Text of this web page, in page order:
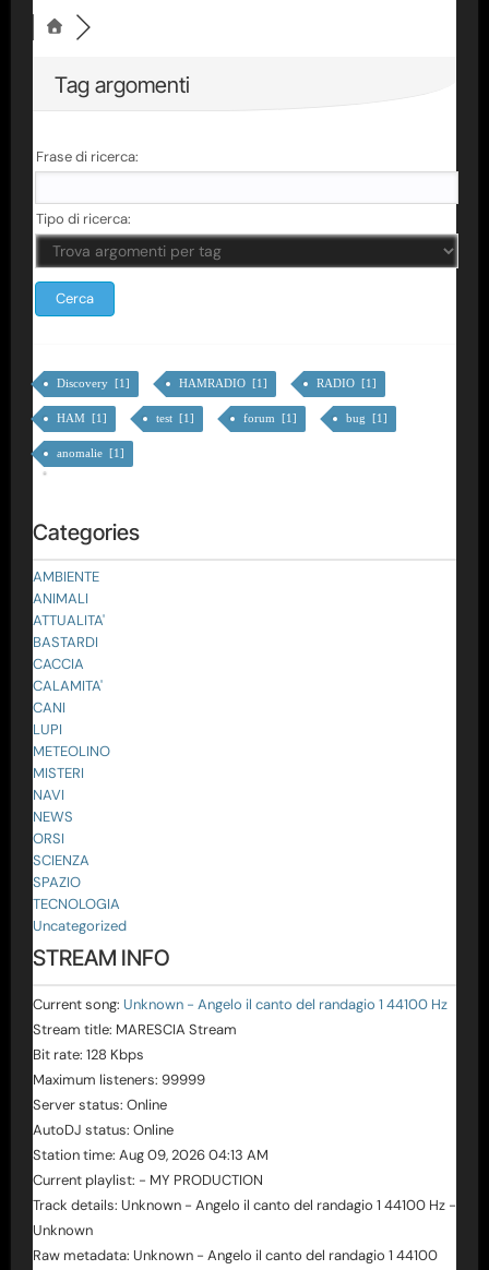
Tag argomenti
Frase di ricerca:
Tipo di ricerca:
Discovery [1] HAMRADIO [1] RADIO [1]
HAM [1] test [1] forum [1] bug [1]
anomalie [1]
Categories
AMBIENTE
ANIMALI
ATTUALITA'
BASTARDI
CACCIA
CALAMITA'
CANI
LUPI
METEOLINO
MISTERI
NAVI
NEWS
ORSI
SCIENZA
SPAZIO
TECNOLOGIA
Uncategorized
STREAM INFO
Current song: Unknown - Angelo il canto del randagio 1 44100 Hz
Stream title: MARESCIA Stream
Bit rate: 128 Kbps
Maximum listeners: 99999
Server status: Online
AutoDJ status: Online
Station time: Aug 09, 202604:13 AM
Current playlist: - MY PRODUCTION
Track details: Unknown- Angelo il canto del randagio 1 44100 Hz-
Unknown
Raw metadata: Unknown - Angelo il canto del randagio 1 44100